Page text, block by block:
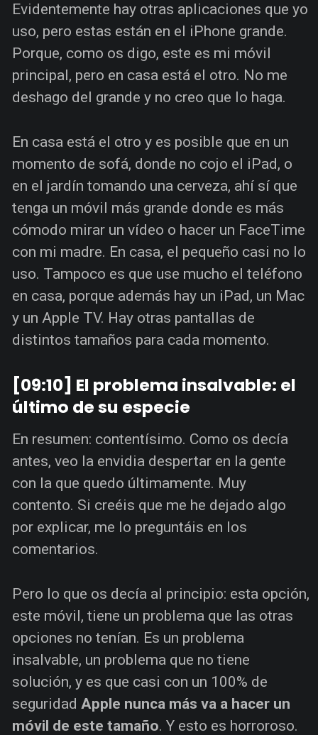
Evidentemente hay otras aplicaciones que yo
uso, pero estas están en el iPhone grande.
Porque, como os digo, este es mi móvil
principal, pero en casa está el otro. No me
deshago del grande y no creo que lo haga.
En casa está el otro y es posible que en un
momento de sofá, donde no cojo el iPad, o
en el jardín tomando una cerveza, ahí sí que
tenga un móvil más grande donde es más
cómodo mirar un vídeo o hacer un FaceTime
con mi madre. En casa, el pequeño casi no lo
uso. Tampoco es que use mucho el teléfono
en casa, porque además hay un iPad, un Mac
y un Apple TV. Hay otras pantallas de
distintos tamaños para cada momento.
[09:10] El problema insalvable: el
último de su especie
En resumen: contentísimo. Como os decía
antes, veo la envidia despertar en la gente
con la que quedo últimamente. Muy
contento. Si creéis que me he dejado algo
por explicar, me lo preguntáis en los
comentarios.
Pero lo que os decía al principio: esta opción,
este móvil, tiene un problema que las otras
opciones no tenían. Es un problema
insalvable, un problema que no tiene
solución, y es que casi con un 100% de
seguridad Apple nunca más va a hacer un
móvil de este tamaño. Y esto es horroroso.